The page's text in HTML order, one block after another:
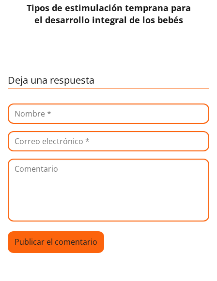
Tipos de estimulación temprana para
el desarrollo integral de los bebés
Deja una respuesta